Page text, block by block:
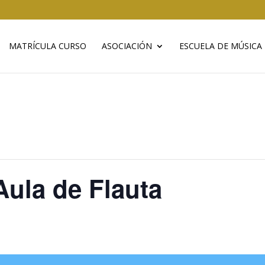
MATRÍCULA CURSO ASOCIACIÓN ESCUELA DE MÚSICA
de Flauta